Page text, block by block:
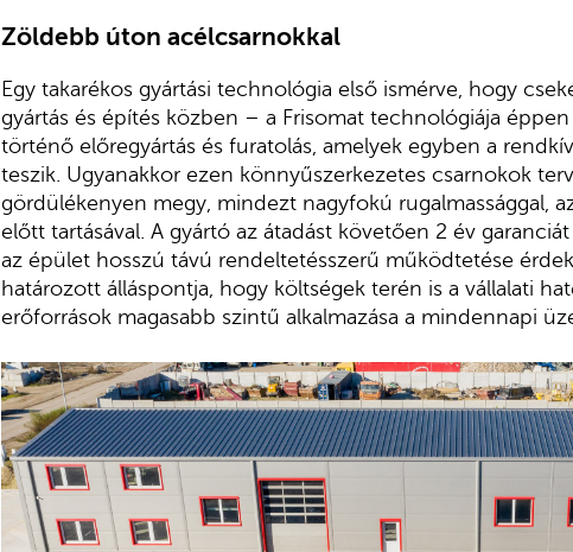
Zöldebb úton acélcsarnokkal
Egy takarékos gyártási technológia első ismérve, hogy
gyártás és építés közben – a Frisomat technológiája
történő előregyártás és furatolás, amelyek egyben a
teszik. Ugyanakkor ezen könnyűszerkezetes csarnokok
gördülékenyen megy, mindezt nagyfokú rugalmassággal,
előtt tartásával. A gyártó az átadást követően 2 év
az épület hosszú távú rendeltetésszerű működtetése
határozott álláspontja, hogy költségek terén is a vállalati
erőforrások magasabb szintű alkalmazása a mindennapi